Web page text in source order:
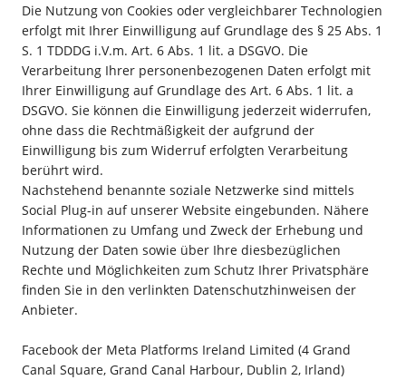
Die Nutzung von Cookies oder vergleichbarer Technologien
erfolgt mit Ihrer Einwilligung auf Grundlage des § 25 Abs. 1
S. 1 TDDDG i.V.m. Art. 6 Abs. 1 lit. a DSGVO. Die
Verarbeitung Ihrer personenbezogenen Daten erfolgt mit
Ihrer Einwilligung auf Grundlage des Art. 6 Abs. 1 lit. a
DSGVO. Sie können die Einwilligung jederzeit widerrufen,
ohne dass die Rechtmäßigkeit der aufgrund der
Einwilligung bis zum Widerruf erfolgten Verarbeitung
berührt wird.
Nachstehend benannte soziale Netzwerke sind mittels
Social Plug-in auf unserer Website eingebunden. Nähere
Informationen zu Umfang und Zweck der Erhebung und
Nutzung der Daten sowie über Ihre diesbezüglichen
Rechte und Möglichkeiten zum Schutz Ihrer Privatsphäre
finden Sie in den verlinkten Datenschutzhinweisen der
Anbieter.
Facebook der Meta Platforms Ireland Limited (4 Grand
Canal Square, Grand Canal Harbour, Dublin 2, Irland)